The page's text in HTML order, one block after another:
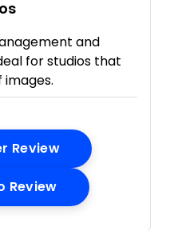
and
for studios that
images.
ReviewOpens New
ReviewOpens New